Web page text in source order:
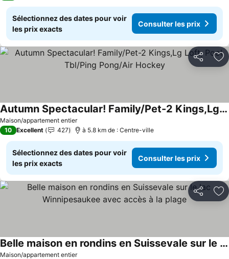
Sélectionnez des dates pour voir
les prix exacts
Consulter les prix
Partager
Maison/appartement entier
Autumn Spectacular! Family/Pet-2 Kings,Lg Loft, Pool Tbl/Ping Pong/Air Hockey
10 Excellent 427 à 5.8 km de : Centre-ville
Sélectionnez des dates pour voir
les prix exacts
Consulter les prix
Partager
Maison/appartement entier
Belle maison en rondins en Suissevale sur le lac Winnipesaukee avec accès à la plage